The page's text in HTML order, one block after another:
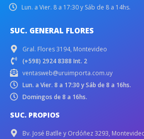
Lun. a Vier. 8 a 17:30 y Sáb de 8 a 14hs.
SUC. GENERAL FLORES
Gral. Flores 3194, Montevideo
(+598) 2924 8388 Int. 2
ventasweb@uruimporta.com.uy
Lun. a Vier. 8 a 17:30 y Sáb de 8 a 16hs.
Domingos de 8 a 16hs.
SUC. PROPIOS
Bv. José Batlle y Ordóñez 3293,